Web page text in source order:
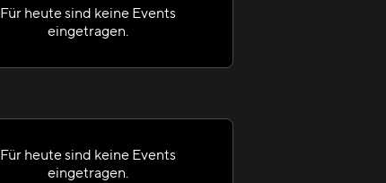
Für heute sind keine Events
eingetragen.
Für heute sind keine Events
eingetragen.